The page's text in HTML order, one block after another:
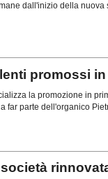
dall'inizio della nuova
promossi
la promozione in
far parte dell'organico